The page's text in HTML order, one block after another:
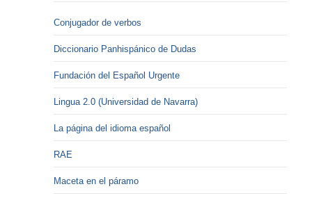
Conjugador de verbos
Diccionario Panhispánico de Dudas
Fundación del Español Urgente
Lingua 2.0 (Universidad de Navarra)
La página del idioma español
RAE
Maceta en el páramo